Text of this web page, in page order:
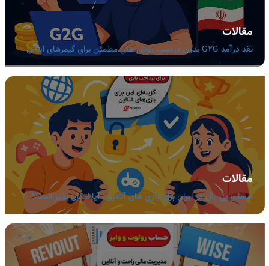
مقالات
نقد درآمد G2G بدون دردسر، روش های مطمئن برای گیمرهای ایرانی
مقالات
حساب پی پال در ایران برای بازی های آنلاین، آیا امکان پذیر است؟